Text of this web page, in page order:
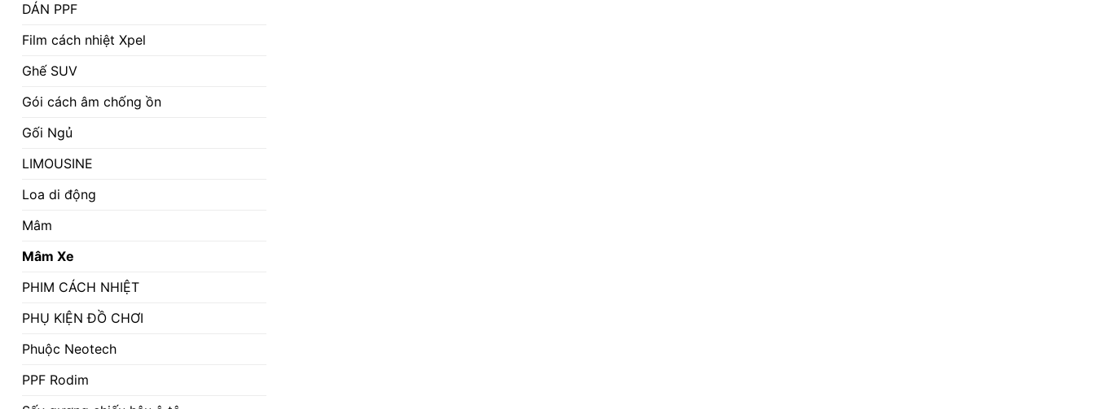
DÁN PPF
Film cách nhiệt Xpel
Ghế SUV
Gói cách âm chống ồn
Gối Ngủ
LIMOUSINE
Loa di động
Mâm
Mâm Xe
PHIM CÁCH NHIỆT
PHỤ KIỆN ĐỒ CHƠI
Phuộc Neotech
PPF Rodim